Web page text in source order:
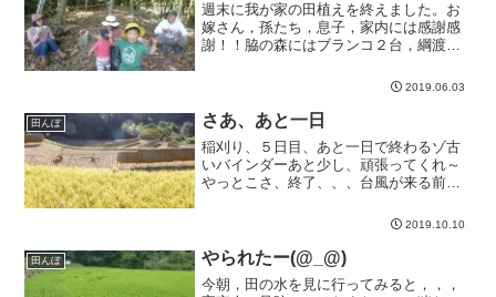
週末に我が家の田植えを終えました。お
嫁さん，孫たち，息子，家内には感謝感
謝！！脇の森にはブランコ２台，綱渡
2019.06.03
田んぼ さあ、あと一日
稲刈り、５日目、あと一日で終わるゾ古
いバインダーあと少し、頑張ってくれ～
やっとこさ、終了、、、台風が来る前に
2019.10.10
田んぼ やられたー(@_@)
今朝，田の水を見に行ってみると，，，